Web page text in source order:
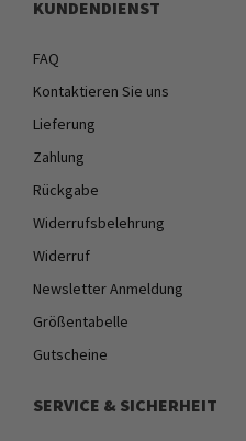
KUNDENDIENST
FAQ
Kontaktieren Sie uns
Lieferung
Zahlung
Rückgabe
Widerrufsbelehrung
Widerruf
Newsletter Anmeldung
Größentabelle
Gutscheine
SERVICE & SICHERHEIT